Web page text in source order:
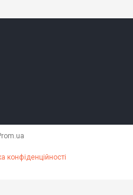
конфіденційності